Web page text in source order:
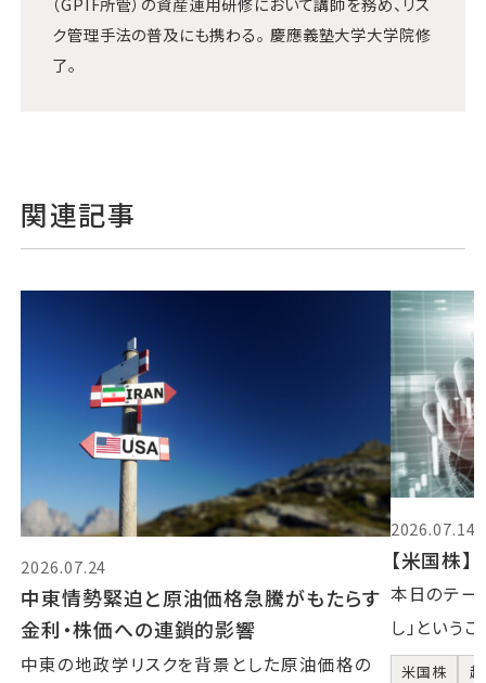
ク管理手法の普及にも携わる。 慶應義塾大学大学院修
了。
関連記事
2026.07.24
中東情勢緊迫と原油価格急騰がもたらす
金利・株価への連鎖的影響
中東の地政学リスクを背景とした原油価格の
2026.07.14
【米国株
本日のテー
し」という
米国株